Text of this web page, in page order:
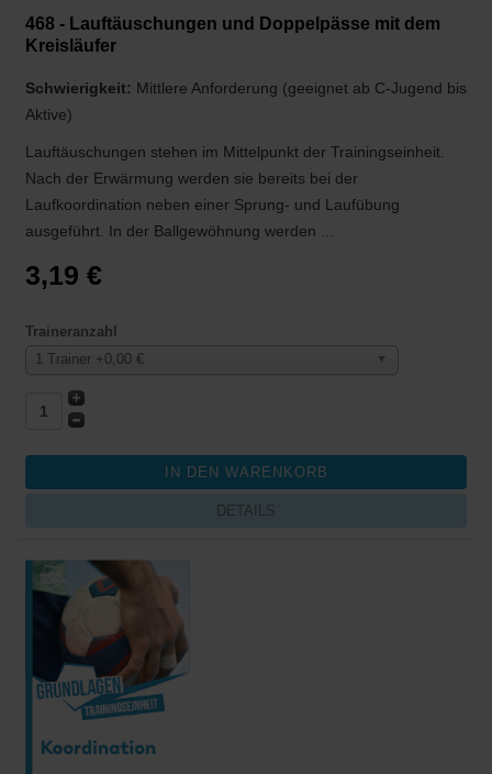
468 - Lauftäuschungen und Doppelpässe mit dem
Kreisläufer
Schwierigkeit: Mittlere Anforderung (geeignet ab C-Jugend bis
Aktive)
Lauftäuschungen stehen im Mittelpunkt der Trainingseinheit.
Nach der Erwärmung werden sie bereits bei der
Laufkoordination neben einer Sprung- und Laufübung
ausgeführt. In der Ballgewöhnung werden ...
3,19 €
Traineranzahl
1 Trainer +0,00 €
DETAILS